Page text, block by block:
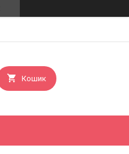
Кошик